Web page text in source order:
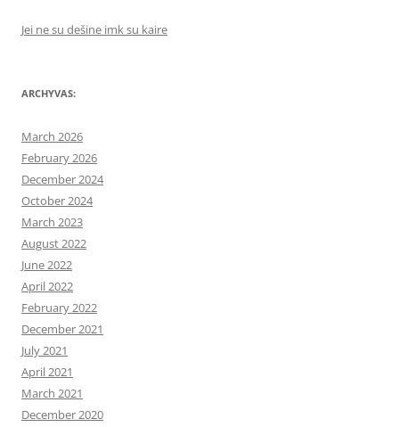
Jei ne su dešine imk su kaire
ARCHYVAS:
March 2026
February 2026
December 2024
October 2024
March 2023
August 2022
June 2022
April 2022
February 2022
December 2021
July 2021
April 2021
March 2021
December 2020